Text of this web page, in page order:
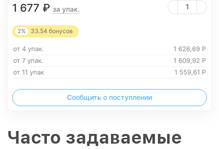
1 677 ₽ за упак.
2% 33.54 бонусов
от 4 упак. 1 626,69 Р
от 7 упак.
1 609,92 Р
от 11 упак
1 559,61 Р
Сообщить о поступлении
Часто задаваемые